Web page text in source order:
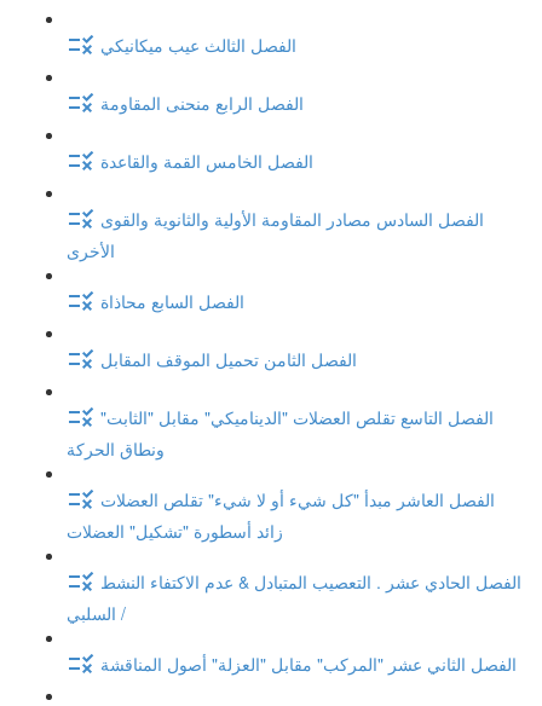
الفصل الثالث عيب ميكانيكي
الفصل الرابع منحنى المقاومة
الفصل الخامس القمة والقاعدة
الفصل السادس مصادر المقاومة الأولية والثانوية والقوى
الأخرى
الفصل السابع محاذاة
الفصل الثامن تحميل الموقف المقابل
الفصل التاسع تقلص العضلات "الديناميكي" مقابل "الثابت"
ونطاق الحركة
الفصل العاشر مبدأ "كل شيء أو لا شيء" تقلص العضلات
زائد أسطورة "تشكيل" العضلات
الفصل الحادي عشر . التعصيب المتبادل & عدم الاكتفاء النشط
/ السلبي
الفصل الثاني عشر "المركب" مقابل "العزلة" أصول المناقشة